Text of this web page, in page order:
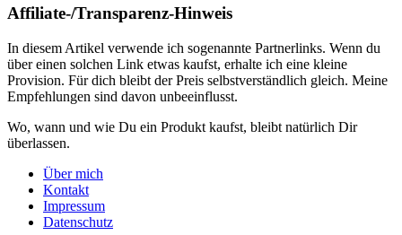
Affiliate-/Transparenz-Hinweis
In diesem Artikel verwende ich sogenannte Partnerlinks. Wenn du
über einen solchen Link etwas kaufst, erhalte ich eine kleine
Provision. Für dich bleibt der Preis selbstverständlich gleich. Meine
Empfehlungen sind davon unbeeinflusst.
Wo, wann und wie Du ein Produkt kaufst, bleibt natürlich Dir
überlassen.
Über mich
Kontakt
Impressum
Datenschutz